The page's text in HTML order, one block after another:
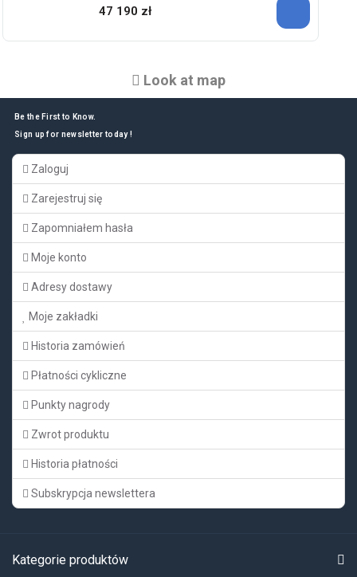
47 190 zł
Look at map
Be the First to Know.
Sign up for newsletter today !
Zaloguj
Zarejestruj się
Zapomniałem hasła
Moje konto
Adresy dostawy
Moje zakładki
Historia zamówień
Płatności cykliczne
Punkty nagrody
Zwrot produktu
Historia płatności
Subskrypcja newslettera
Kategorie produktów